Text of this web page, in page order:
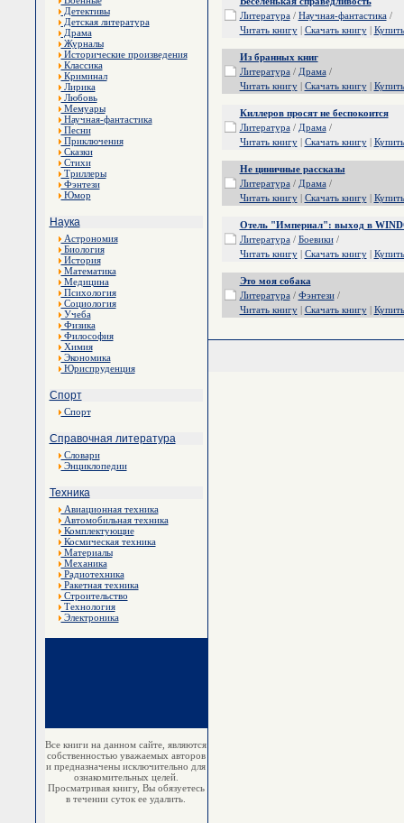
Детективы
Детская литература
Драма
Журналы
Исторические произведения
Классика
Криминал
Лирика
Любовь
Мемуары
Научная-фантастика
Песни
Приключения
Сказки
Стихи
Триллеры
Фэнтези
Юмор
Наука
Астрономия
Биология
История
Математика
Медицина
Психология
Социология
Учеба
Физика
Философия
Химия
Экономика
Юриспруденция
Спорт
Спорт
Справочная литература
Словари
Энциклопедии
Техника
Авиационная техника
Автомобильная техника
Комплектующие
Космическая техника
Материалы
Механика
Радиотехника
Ракетная техника
Строительство
Технология
Электроника
Все книги на данном сайте, являются
собственностью уважаемых авторов
и предназначены исключительно для
ознакомительных целей.
Просматривая книгу, Вы обязуетесь
в течении суток ее удалить.
Литература/ Научная-фантастика/
Читать книгу| Скачать книгу| Купить
Из бранных книг
Литература/ Драма/
Читать книгу| Скачать книгу| Купить
Киллеров просят не беспокоится
Литература/ Драма/
Читать книгу| Скачать книгу| Купить
Не циничные рассказы
Литература/ Драма/
Читать книгу| Скачать книгу| Купить
Отель "Империал": выход в
Литература/ Боевики/
Читать книгу| Скачать книгу| Купить
Это моя собака
Литература/ Фэнтези/
Читать книгу| Скачать книгу| Купить